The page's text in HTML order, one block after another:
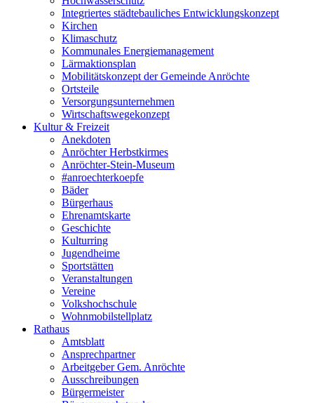
Integriertes städtebauliches Entwicklungskonzept
Kirchen
Klimaschutz
Kommunales Energiemanagement
Lärmaktionsplan
Mobilitätskonzept der Gemeinde Anröchte
Ortsteile
Versorgungsunternehmen
Wirtschaftswegekonzept
Kultur & Freizeit
Anekdoten
Anröchter Herbstkirmes
Anröchter-Stein-Museum
#anroechterkoepfe
Bäder
Bürgerhaus
Ehrenamtskarte
Geschichte
Kulturring
Jugendheime
Sportstätten
Veranstaltungen
Vereine
Volkshochschule
Wohnmobilstellplatz
Rathaus
Amtsblatt
Ansprechpartner
Arbeitgeber Gem. Anröchte
Ausschreibungen
Bürgermeister